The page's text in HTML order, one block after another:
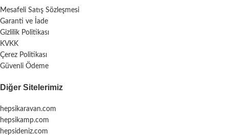
Mesafeli Satış Sözleşmesi
Garanti ve İade
Gizlilik Politikası
KVKK
Çerez Politikası
Güvenli Ödeme
Diğer Sitelerimiz
hepsikaravan.com
hepsikamp.com
hepsideniz.com